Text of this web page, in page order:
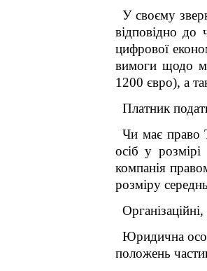
У своєму
відповідно до
цифрової
вимоги щодо
1200 євро), а
Платник
Чи має право
осіб у розмірі
компанія
розміру
Юридична
положень